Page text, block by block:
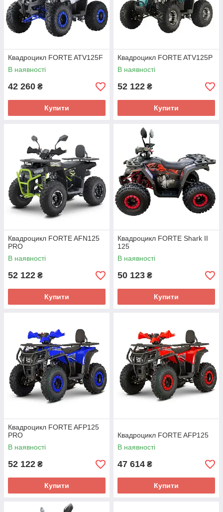
Квадроцикл FORTE ATV125F
В наявності
42 260 ₴
Купити
Квадроцикл FORTE ATV125P
В наявності
52 122 ₴
Купити
Квадроцикл FORTE AFN125
PRO
В наявності
52 122 ₴
Купити
Квадроцикл FORTE Shark II
125
В наявності
50 123 ₴
Купити
Квадроцикл FORTE AFP125
PRO
В наявності
52 122 ₴
Купити
Квадроцикл FORTE AFP125
В наявності
47 614 ₴
Купити